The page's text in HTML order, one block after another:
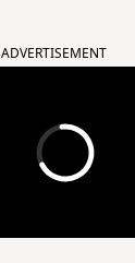
ADVERTISEMENT